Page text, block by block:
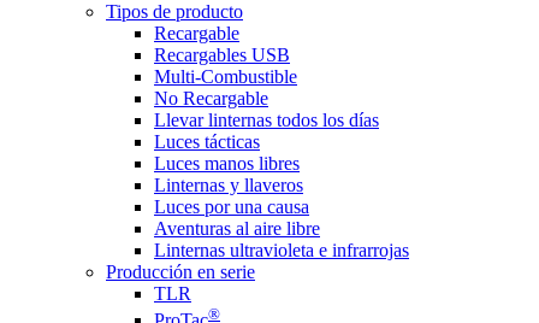
Tipos de producto
Recargable
Recargables USB
Multi-Combustible
No Recargable
Llevar linternas todos los días
Luces tácticas
Luces manos libres
Linternas y llaveros
Luces por una causa
Aventuras al aire libre
Linternas ultravioleta e infrarrojas
Producción en serie
TLR
®